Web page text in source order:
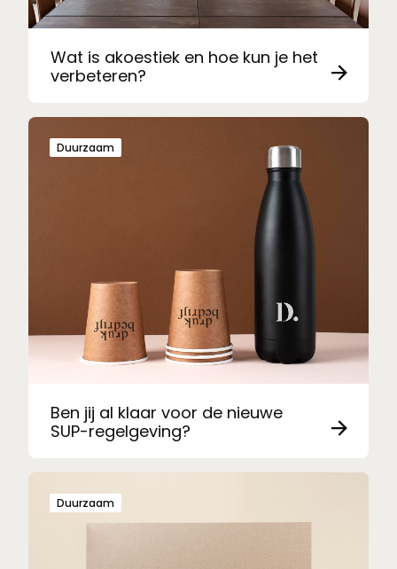
Wat is akoestiek en hoe kun je het
verbeteren?
Ben jij al klaar voor de nieuwe
SUP-regelgeving?
Duurzaam
Duurzaam